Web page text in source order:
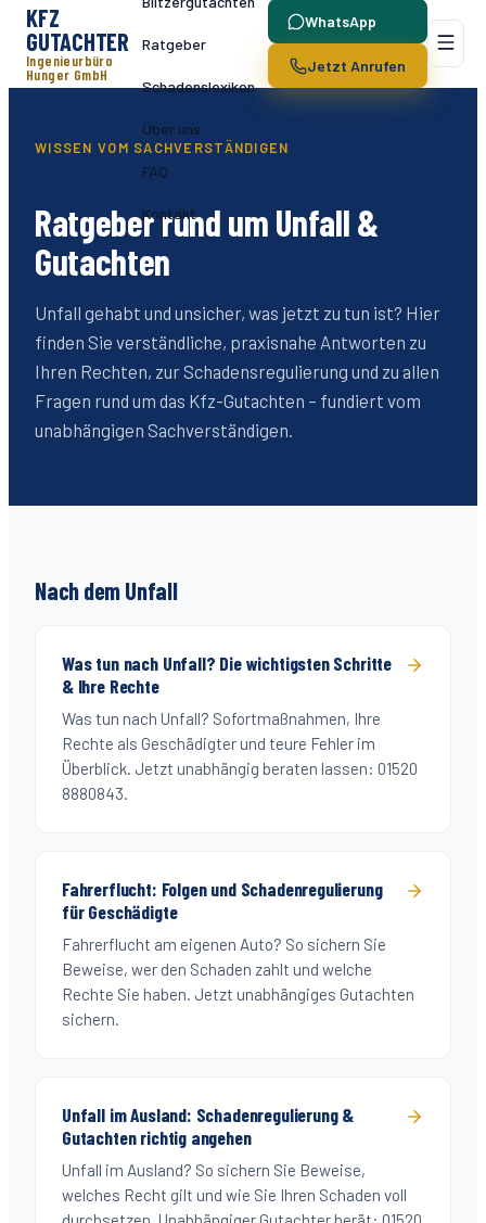
KFZ
GUTACHTER
Ingenieurbüro
Hunger GmbH
Ratgeber
Schadenslexikon
Über uns
FAQ
Kontakt
WhatsApp
Jetzt Anrufen
WISSEN VOM SACHVERSTÄNDIGEN
Ratgeber rund um Unfall &
Gutachten
Unfall gehabt und unsicher, was jetzt zu tun ist? Hier
finden Sie verständliche, praxisnahe Antworten zu
Ihren Rechten, zur Schadensregulierung und zu allen
Fragen rund um das Kfz-Gutachten – fundiert vom
unabhängigen Sachverständigen.
Nach dem Unfall
Was tun nach Unfall? Die wichtigsten Schritte
& Ihre Rechte
Was tun nach Unfall? Sofortmaßnahmen, Ihre
Rechte als Geschädigter und teure Fehler im
Überblick. Jetzt unabhängig beraten lassen: 01520
8880843.
Fahrerflucht: Folgen und Schadenregulierung
für Geschädigte
Fahrerflucht am eigenen Auto? So sichern Sie
Beweise, wer den Schaden zahlt und welche
Rechte Sie haben. Jetzt unabhängiges Gutachten
sichern.
Unfall im Ausland: Schadenregulierung &
Gutachten richtig angehen
Unfall im Ausland? So sichern Sie Beweise,
welches Recht gilt und wie Sie Ihren Schaden voll